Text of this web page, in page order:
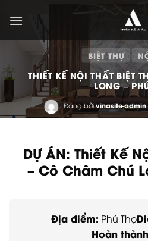
qua
BIỆT THỰ
THIẾT KẾ NỘI THẤT BIỆT
LONG –
Đăng bởivinasite-admin
DỰ ÁN: Thiết Kế
– Cô Châm Chú
Địa điểm: Phú Thọ
Hoàn